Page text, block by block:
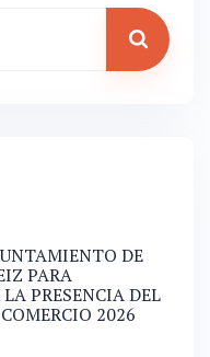
DE
PARA
PRESENCIA DEL
2026